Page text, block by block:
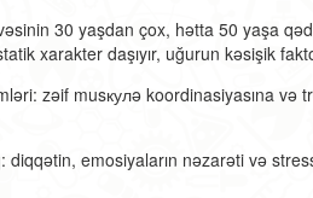
30 yaşdan çox, hətta 50 yaşa
xarakter daşıyır, uğurun kəsişik
zəif musкулə koordinasiyasına
diqqətin, emosiyaların nəzarəti və